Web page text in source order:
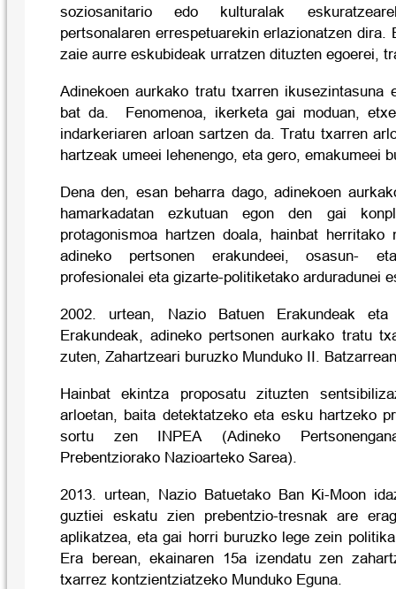
soziosanitario edo kulturalak
pertsonalaren errespetuarekin erlazionatzen dira.
zaie aurre eskubideak urratzen dituzten egoerei,
Adinekoen aurkako tratu txarren ikusezintasuna
bat da.
Fenomenoa, ikerketa gai moduan,
indarkeriaren arloan sartzen da. Tratu txarren
hartzeak umeei lehenengo, eta gero, emakumeei
Dena den, esan beharra dago, adinekoen
hamarkadatan ezkutuan egon den gai
protagonismoa hartzen doala, hainbat herritako
adineko pertsonen erakundeei, osasun-
profesionalei eta gizarte-politiketako arduradunei
2002. urtean, Nazio Batuen Erakundeak eta
Erakundeak, adineko pertsonen aurkako tratu
zuten, Zahartzeari buruzko Munduko II.
Hainbat ekintza proposatu zituzten
arloetan, baita detektatzeko eta esku hartzeko
sortu zen INPEA (Adineko
Prebentziorako Nazioarteko Sarea).
2013. urtean, Nazio Batuetako Ban Ki-Moon
guztiei eskatu zien prebentzio-tresnak are
aplikatzea, eta gai horri buruzko lege zein
Era berean, ekainaren 15a izendatu zen
txarrez kontzientziatzeko Munduko Eguna.